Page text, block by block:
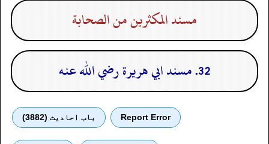
مسند المكثرين من الصحابة
32. مسند ابي هريرة رضي الله عنه
Report Error باب احادیث (3882)